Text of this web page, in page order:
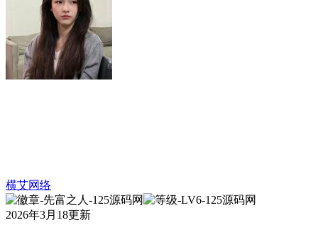
横艾网络
2026年3月18更新